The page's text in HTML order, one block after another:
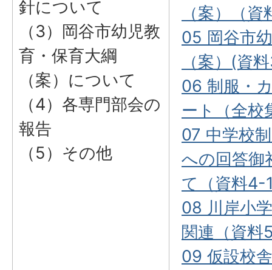
針について
（3）岡谷市幼児教
育・保育大綱
（案）について
（4）各専門部会の
報告
（5）その他
（案）（
05 岡谷市
（案）(資
06 制服・
ート（全校
07 中学校
への回答御
て（資料4-
08 川岸小
関連（資料
09 仮設校